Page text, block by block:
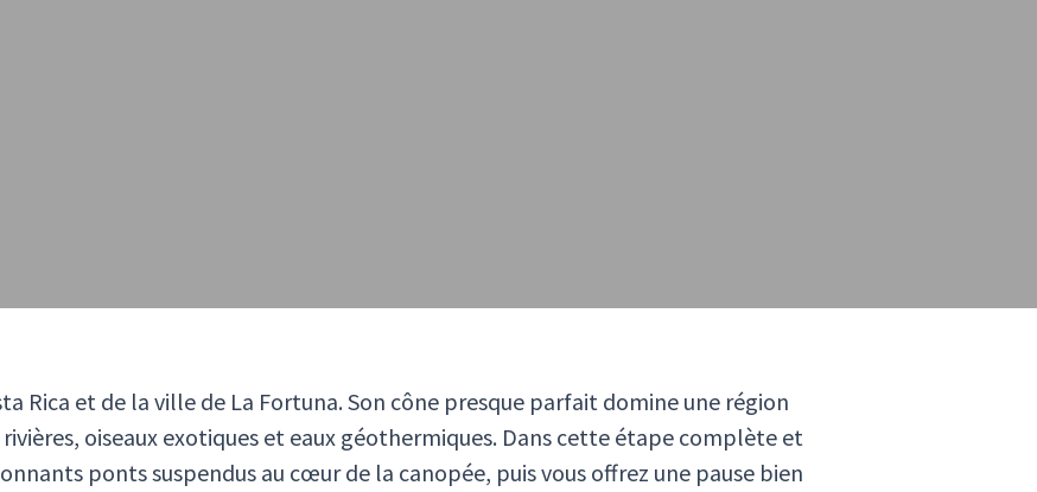
Rica et de la ville de La Fortuna. Son cône presque parfait domine une région
oiseaux exotiques et eaux géothermiques. Dans cette étape complète et
ponts suspendus au cœur de la canopée, puis vous offrez une pause bien